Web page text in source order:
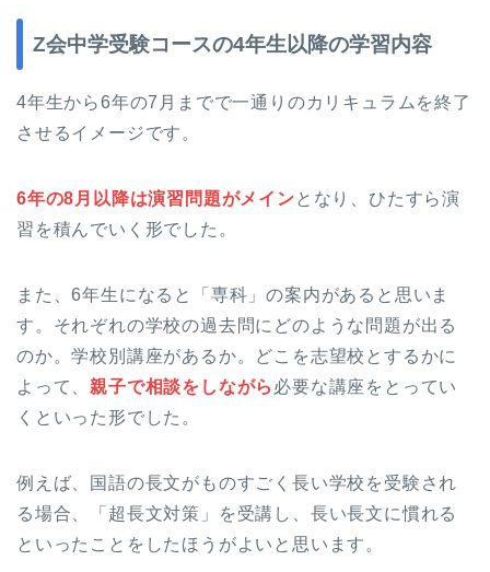
Z会中学受験コースの4年生以降の学習内容
4年生から6年の7月までで一通りのカリキュラムを終了
させるイメージです。
6年の8月以降は演習問題がメイン となり、ひたすら演
習を積んでいく形でした。
また、6年生になると「専科」の案内があると思いま
す。それぞれの学校の過去問にどのような問題が出る
のか。学校別講座があるか。どこを志望校とするかに
よって、親子で相談をしながら 必要な講座をとってい
くといった形でした。
例えば、国語の長文がものすごく長い学校を受験され
る場合、「超長文対策」を受講し、長い長文に慣れる
といったことをしたほうがよいと思います。